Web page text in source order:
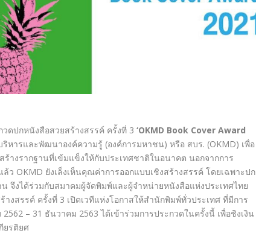
วดปกหนังสือสวยสร้างสรรค์ ครั้งที่ 3 ‘OKMD Book Cover Award
ริหารและพัฒนาองค์ความรู้ (องค์การมหาชน) หรือ สบร. (OKMD) เพื่อ
างรากฐานที่เข้มแข็งให้กับประเทศชาติในอนาคต นอกจากการ
ล้ว OKMD ยังเล็งเห็นคุณค่าการออกแบบเชิงสร้างสรรค์ โดยเฉพาะปก
จึงได้ร่วมกับสมาคมผู้จัดพิมพ์และผู้จำหน่ายหนังสือแห่งประเทศไทย
างสรรค์ ครั้งที่ 3 เปิดเวทีแห่งโอกาสให้สำนักพิมพ์ทั่วประเทศ ที่มีการ
2562 – 31 ธันวาคม 2563 ได้เข้าร่วมการประกวดในครั้งนี้ เพื่อชิงเงิน
ยรติยศ